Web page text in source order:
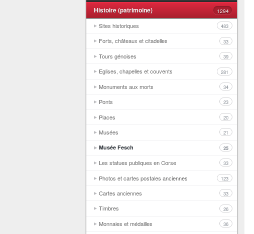
Histoire (patrimoine) 1294
Sites historiques 483
Forts, châteaux et citadelles 33
Tours génoises 39
Eglises, chapelles et couvents 281
Monuments aux morts 34
Ponts 23
Places 20
Musées 21
Musée Fesch 25
Les statues publiques en Corse 33
Photos et cartes postales anciennes 123
Cartes anciennes 33
Timbres 26
Monnaies et médailles 36